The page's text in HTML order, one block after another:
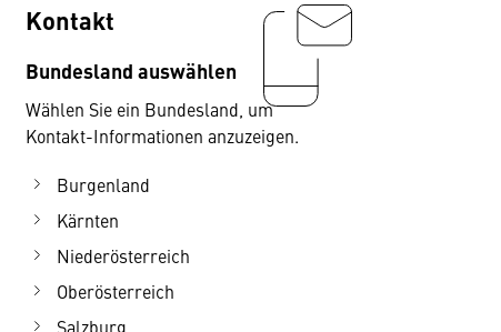
Kontakt
Bundesland auswählen
Wählen Sie ein Bundesland, um
Kontakt-Informationen anzuzeigen.
Burgenland
Kärnten
Niederösterreich
Oberösterreich
Salzburg